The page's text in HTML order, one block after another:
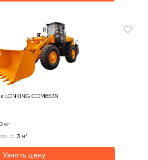
CDM853N
кг
3 м³
Узнать цену